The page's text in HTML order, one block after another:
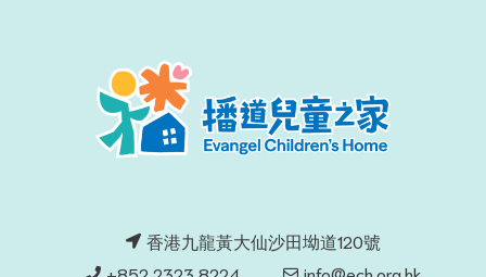
香港九龍黃大仙沙田坳道120號